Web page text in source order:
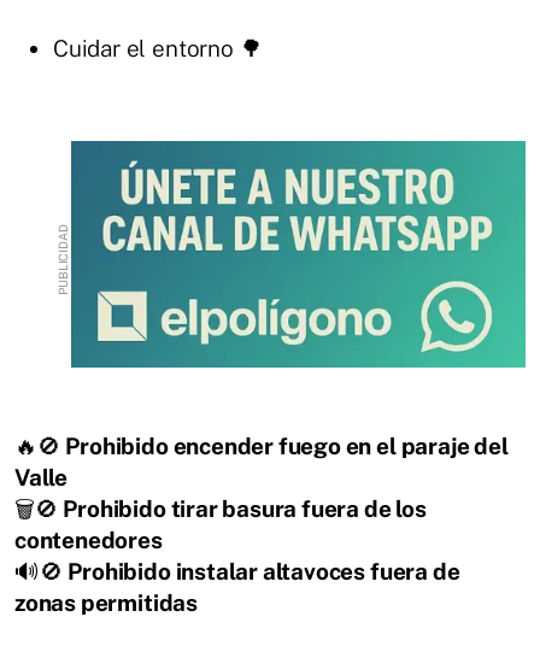
Cuidar el entorno 🌳
🔥🚫 Prohibido encender fuego en el paraje del
Valle
🗑️🚫 Prohibido tirar basura fuera de los
contenedores
🔊🚫 Prohibido instalar altavoces fuera de
zonas permitidas